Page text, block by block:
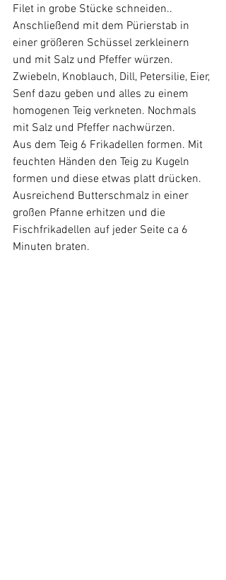
Filet in grobe Stücke schneiden..
Anschließend mit dem Pürierstab in
einer größeren Schüssel zerkleinern
und mit Salz und Pfeffer würzen.
Zwiebeln, Knoblauch, Dill, Petersilie, Eier,
Senf dazu geben und alles zu einem
homogenen Teig verkneten. Nochmals
mit Salz und Pfeffer nachwürzen.
Aus dem Teig 6 Frikadellen formen. Mit
feuchten Händen den Teig zu Kugeln
formen und diese etwas platt drücken.
Ausreichend Butterschmalz in einer
großen Pfanne erhitzen und die
Fischfrikadellen auf jeder Seite ca 6
Minuten braten.